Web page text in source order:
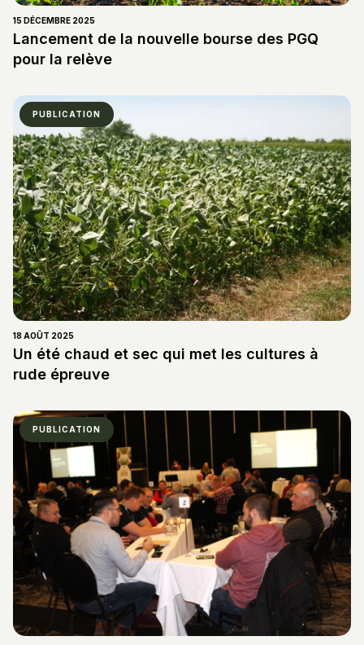
15 DÉCEMBRE 2025
Lancement de la nouvelle bourse des PGQ
pour la relève
PUBLICATION
18 AOÛT 2025
Un été chaud et sec qui met les cultures à
rude épreuve
PUBLICATION